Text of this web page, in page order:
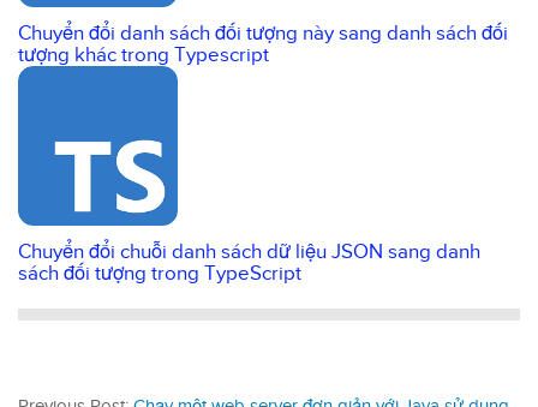
Chuyển đổi danh sách đối tượng này sang danh sách đối
tượng khác trong Typescript
Chuyển đổi chuỗi danh sách dữ liệu JSON sang danh
sách đối tượng trong TypeScript